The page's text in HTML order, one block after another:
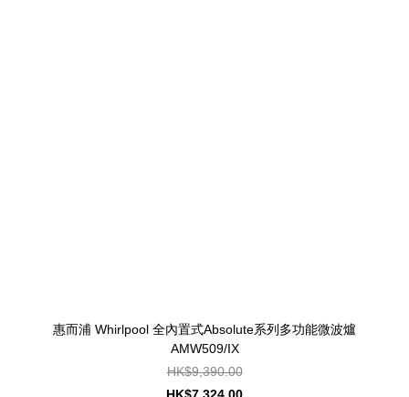
惠而浦 Whirlpool 全內置式Absolute系列多功能微波爐
AMW509/IX
HK$9,390.00
HK$7,324.00